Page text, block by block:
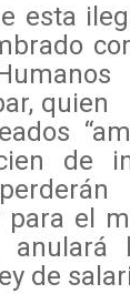
esta
de
para el
anulará
de